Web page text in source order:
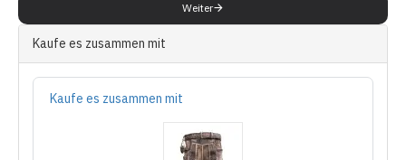
Weiter
Kaufe es zusammen mit
Kaufe es zusammen mit